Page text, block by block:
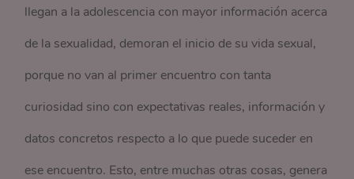
llegan a la adolescencia con mayor información acerca
de la sexualidad, demoran el inicio de su vida sexual,
porque no van al primer encuentro con tanta
curiosidad sino con expectativas reales, información y
datos concretos respecto a lo que puede suceder en
ese encuentro. Esto, entre muchas otras cosas, genera